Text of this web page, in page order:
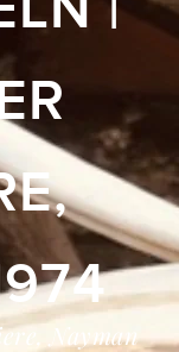
Nayman